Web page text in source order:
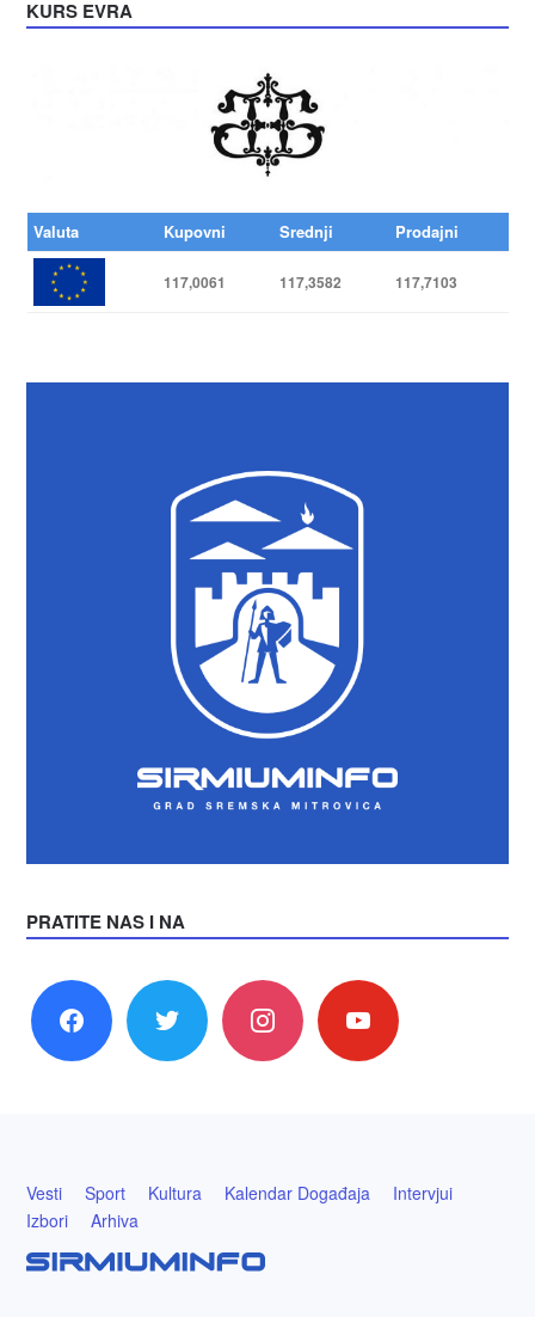
KURS EVRA
Valuta Kupovni Srednji Prodajni
117,0061 117,3582 117,7103
PRATITE NAS I NA
facebook twitter instagram youtube
Vesti Sport Kultura Kalendar Događaja
Intervjui
Izbori
Arhiva